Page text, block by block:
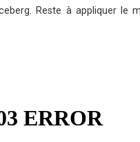
Reste à appliquer le